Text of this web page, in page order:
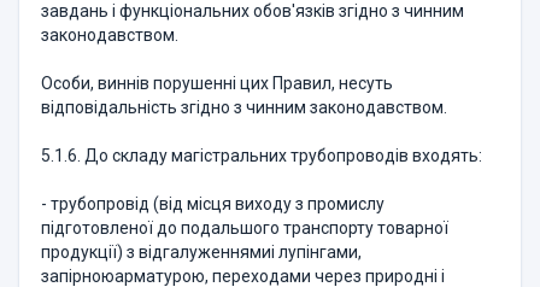
завдань і функціональних обов'язків згідно з чинним
законодавством.
Особи, виннів порушенні цих Правил, несуть
відповідальність згідно з чинним законодавством.
5.1.6. До складу магістральних трубопроводів входять:
- трубопровід (від місця виходу з промислу
підготовленої до подальшого транспорту товарної
продукції) з відгалуженнямиі лупінгами,
запірноюарматурою, переходами через природні і